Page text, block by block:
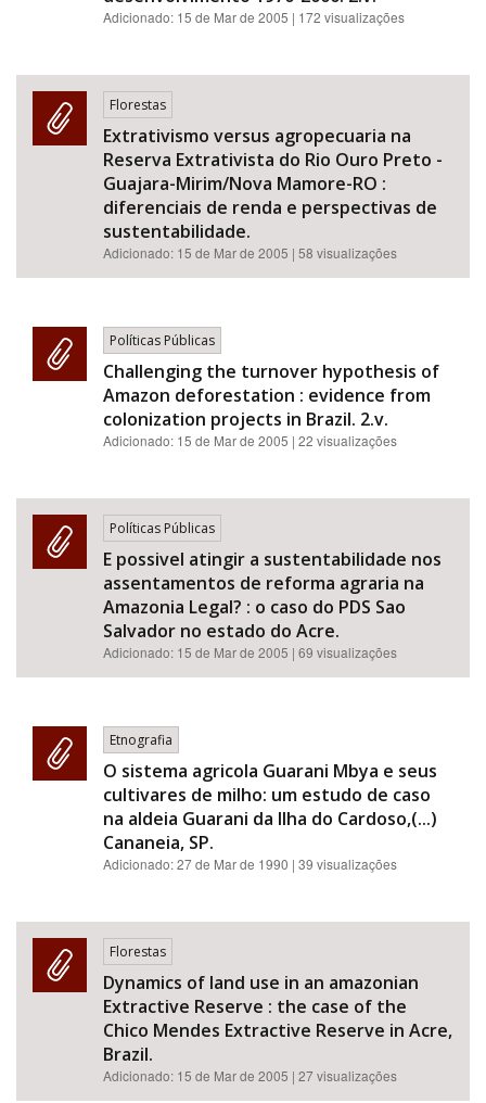
Adicionado: 15 de Mar de 2005 | 172 visualizações
Florestas
Extrativismo versus agropecuaria na
Reserva Extrativista do Rio Ouro Preto -
Guajara-Mirim/Nova Mamore-RO :
diferenciais de renda e perspectivas de
sustentabilidade.
Adicionado: 15 de Mar de 2005 | 58 visualizações
Políticas Públicas
Challenging the turnover hypothesis of
Amazon deforestation : evidence from
colonization projects in Brazil. 2.v.
Adicionado: 15 de Mar de 2005 | 22 visualizações
Políticas Públicas
E possivel atingir a sustentabilidade nos
assentamentos de reforma agraria na
Amazonia Legal? : o caso do PDS Sao
Salvador no estado do Acre.
Adicionado: 15 de Mar de 2005 | 69 visualizações
Etnografia
O sistema agricola Guarani Mbya e seus
cultivares de milho: um estudo de caso
na aldeia Guarani da Ilha do Cardoso,(...)
Cananeia, SP.
Adicionado:27 de Mar de 1990 | 39 visualizações
Florestas
Dynamics of land use in an amazonian
Extractive Reserve : the case of the
Chico Mendes Extractive Reserve in Acre,
Brazil.
Adicionado: 15 de Mar de 2005 | 27 visualizações